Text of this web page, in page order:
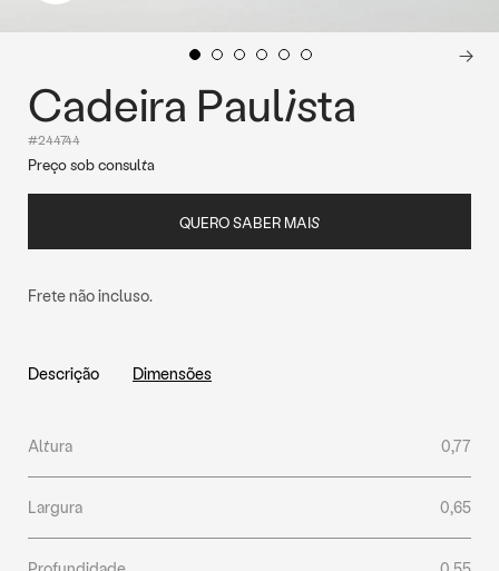
Cadeira Paulista
#244744
Preço sob consulta
QUERO SABER MAIS
Frete não incluso.
Descrição Dimensões
Altura 0,77
Largura 0,65